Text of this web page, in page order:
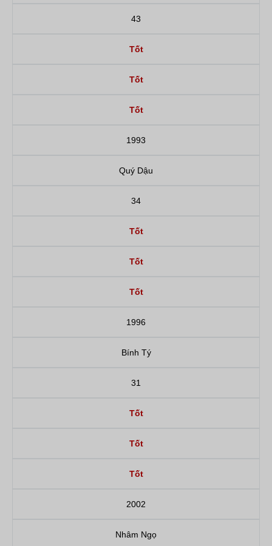
43
Tốt
Tốt
Tốt
1993
Quý Dậu
34
Tốt
Tốt
Tốt
1996
Bính Tý
31
Tốt
Tốt
Tốt
2002
Nhâm Ngọ